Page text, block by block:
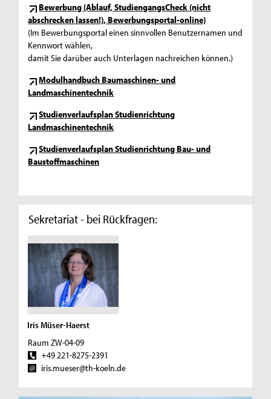
Bewerbung (Ablauf, StudiengangsCheck (nicht
abschrecken lassen!), Bewerbungsportal-online)
(Im Bewerbungsportal einen sinnvollen Benutzernamen und
Kennwort wählen,
damit Sie darüber auch Unterlagen nachreichen können.)
Modulhandbuch Baumaschinen- und
Landmaschinentechnik
Studienverlaufsplan Studienrichtung
Landmaschinentechnik
Studienverlaufsplan Studienrichtung Bau- und
Baustoffmaschinen
Sekretariat - bei Rückfragen:
Iris Müser-Haerst
Raum ZW-04-09
+49 221-8275-2391
iris.mueser@th-koeln.de